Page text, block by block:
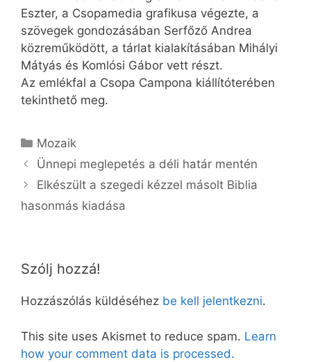
Eszter, a Csopamedia grafikusa végezte, a
szövegek gondozásában Serfőző Andrea
közreműködött, a tárlat kialakításában Mihályi
Mátyás és Komlósi Gábor vett részt.
Az emlékfal a Csopa Campona kiállítóterében
tekinthető meg.
Kategória
Mozaik
Ünnepi meglepetés a déli határ mentén
Elkészült a szegedi kézzel másolt Biblia
hasonmás kiadása
Szólj hozzá!
Hozzászólás küldéséhez be kell jelentkezni.
This site uses Akismet to reduce spam. Learn
how your comment data is processed.